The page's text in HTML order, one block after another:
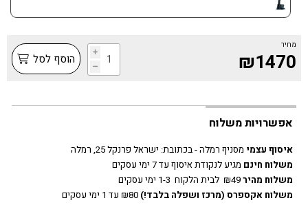
מחיר
₪1470
i
h הוסף לסל
אפשרויות משלוח
איסוף עצמי מסניף רמלה - בכתובת: ישראל פרנקל 25, רמלה
משלוח חינם מגיע לנקודת איסוף עד 7 ימי עסקים
משלוח מהיר
משלוח אקספרס (מרכז ושפלה בלבד!)